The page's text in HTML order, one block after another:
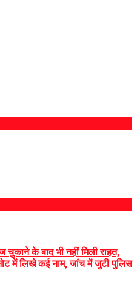
के बाद भी नहीं मिली राहत,
में लिखे कई नाम, जांच में जुटी पुलिस